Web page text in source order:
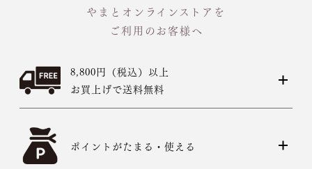
やまとオンラインストアを
ご利用のお客様へ
8,800円（税込）以上
お買上げで送料無料
ポイントがたまる・使える